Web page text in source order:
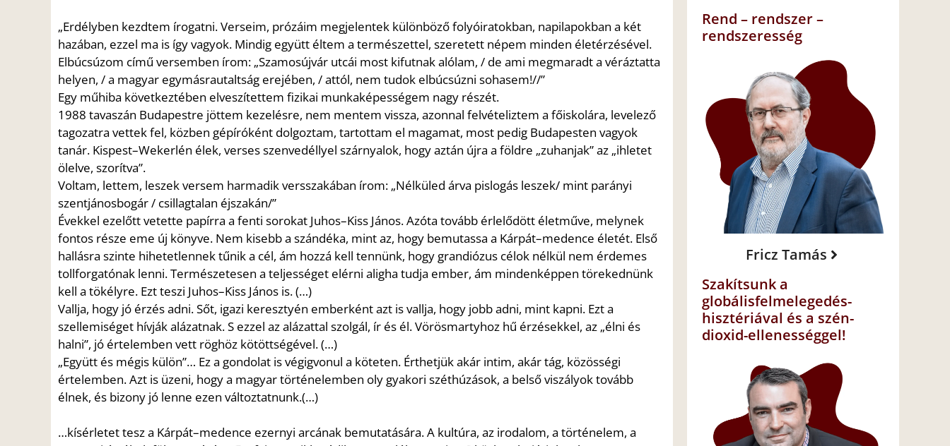
„Erdélyben kezdtem írogatni. Verseim, prózáim megjelentek különböző folyóiratokban, napilapokban a két
hazában, ezzel ma is így vagyok. Mindig együtt éltem a természettel, szeretett népem minden életérzésével.
Elbúcsúzom című versemben írom: „Szamosújvár utcái most kifutnak alólam, / de ami megmaradt a véráztatta
helyen, / a magyar egymásrautaltság erejében, / attól, nem tudok elbúcsúzni sohasem!//”
Egy műhiba következtében elveszítettem fizikai munkaképességem nagy részét.
1988 tavaszán Budapestre jöttem kezelésre, nem mentem vissza, azonnal felvételiztem a főiskolára, levelező
tagozatra vettek fel, közben gépíróként dolgoztam, tartottam el magamat, most pedig Budapesten vagyok
tanár. Kispest–Wekerlén élek, verses szenvedéllyel szárnyalok, hogy aztán újra a földre „zuhanjak” az „ihletet
ölelve, szorítva”.
Voltam, lettem, leszekversem harmadik versszakában írom: „Nélküled árva pislogás leszek/ mint parányi
szentjánosbogár/ csillagtalan éjszakán/”
Évekkel ezelőttvetette papírra a fenti sorokat Juhos–Kiss János. Azóta tovább érlelődött életműve, melynek
fontos része eme új könyve. Nem kisebb a szándéka, mint az, hogy bemutassa a Kárpát–medence életét. Első
hallásra szinte hihetetlennek tűnik a cél, ám hozzá kell tennünk, hogy grandiózus célok nélkül nem érdemes
tollforgatónak lenni. Természetesen a teljességet elérni aligha tudja ember, ám mindenképpen törekednünk
kell a tökélyre. Ezt teszi Juhos–Kiss János is. (…)
Vallja, hogy jó érzés adni. Sőt, igazi keresztyén emberként azt is vallja, hogy jobb adni, mint kapni. Ezta
szellemiséget hívják alázatnak. S ezzel az alázattal szolgál, ír és él. Vörösmartyhoz hű érzésekkel, az „élni és
halni”, jó értelemben vett röghöz kötöttségével. (…)
„Együtt és mégis külön”… Ez a gondolat is végigvonul a köteten. Érthetjük akár intim, akár tág, közösségi
értelemben. Azt is üzeni, hogy a magyar történelemben oly gyakori széthúzások, a belső viszályoktovább
élnek, és bizony jó lenne ezen változtatnunk.(…)
…kísérletet tesz a Kárpát–medence ezernyi arcának bemutatására. A kultúra, az irodalom, a történelem, a
Rend – rendszer –
rendszeresség
Fricz Tamás
Szakítsunk a
globálisfelmelegedés-
hisztériával és a szén-
dioxid-ellenességgel!